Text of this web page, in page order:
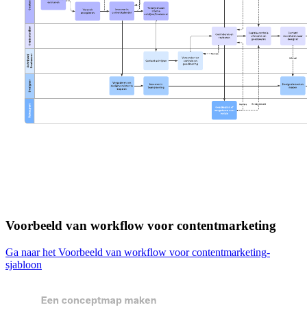
Voorbeeld van workflow voor contentmarketing
Ga naar het Voorbeeld van workflow voor contentmarketing-
sjabloon